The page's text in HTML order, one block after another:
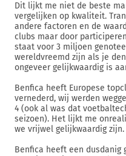
Dit lijkt me niet de beste
vergelijken op kwaliteit.
andere factoren en de
clubs maar door
staat voor 3 miljoen
wereldvreemd zijn als je
ongeveer gelijkwaardig is
Benfica heeft Europese
vernederd, wij werden
4 (ook al was dat
seizoen). Het lijkt me
we vrijwel gelijkwaardig zijn.
Benfica heeft een dusdanig